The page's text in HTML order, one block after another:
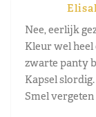
Nee, eerlijk
Kleur wel
zwarte panty
Kapsel slordig.
Smel vergeten